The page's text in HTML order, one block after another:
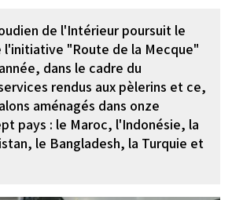
de l'Intérieur poursuit le
"Route de la Mecque"
dans le cadre du
rendus aux pèlerins et ce,
aménagés dans onze
pays : le Maroc, l'Indonésie, la
le Bangladesh, la Turquie et